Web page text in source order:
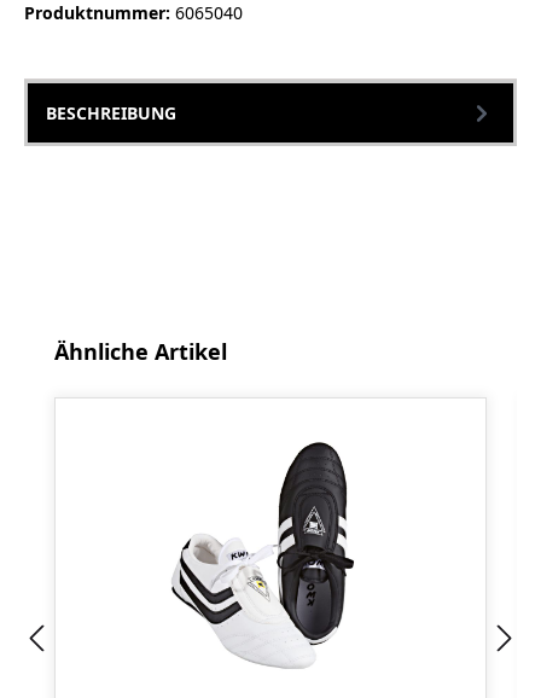
Produktnummer: 6065040
BESCHREIBUNG
Produktgalerie überspringen
Ähnliche Artikel